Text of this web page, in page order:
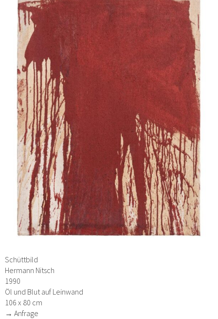
Schüttbild
Hermann Nitsch
1990
Öl und Blut auf Leinwand
106 x 80 cm
→ Anfrage